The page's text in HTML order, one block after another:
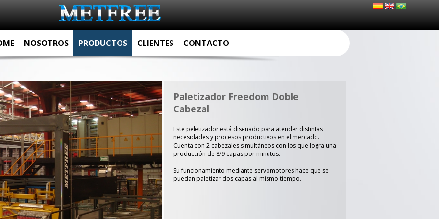
NOSOTROS PRODUCTOS CLIENTES CONTACTO
Paletizador Freedom Doble
Cabezal
Este peletizador está diseñado para atender distintas
necesidades y procesos productivos en el mercado.
Cuenta con 2 cabezales simultáneos con los que logra una
producción de 8/9 capas por minutos.
Su funcionamiento mediante servomotores hace que se
puedan paletizar dos capas al mismo tiempo.